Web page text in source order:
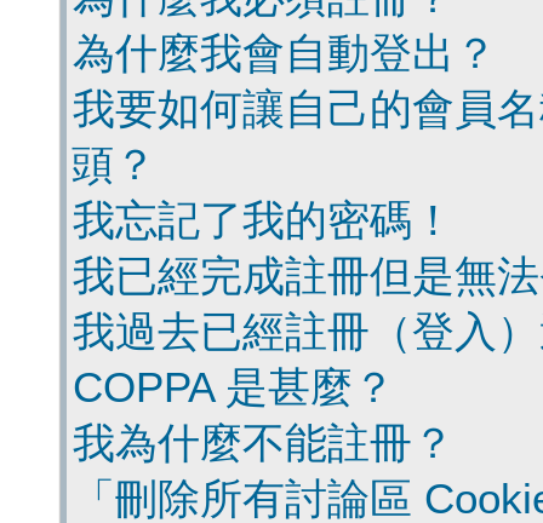
為什麼我會自動登出？
我要如何讓自己的會員
頭？
我忘記了我的密碼！
我已經完成註冊但是無
我過去已經註冊（登入
COPPA 是甚麼？
我為什麼不能註冊？
「刪除所有討論區